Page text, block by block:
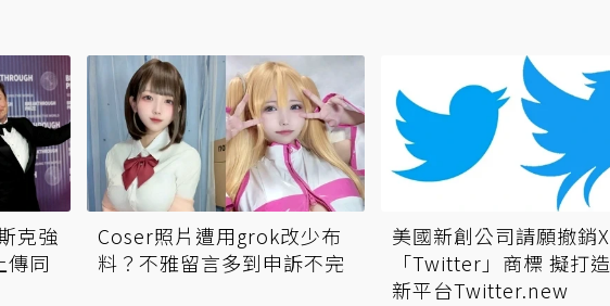
克強
傳同
Coser照片遭用grok改少布
料？不雅留言多到申訴不完
美國新創公司請願撤銷
「Twitter」商標 擬打
新平台Twitter.new